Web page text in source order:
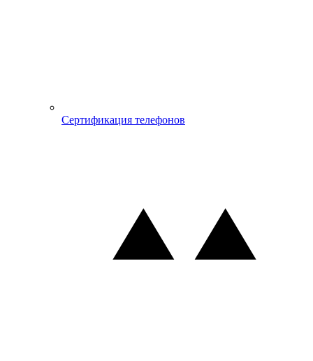
Сертификация телефонов